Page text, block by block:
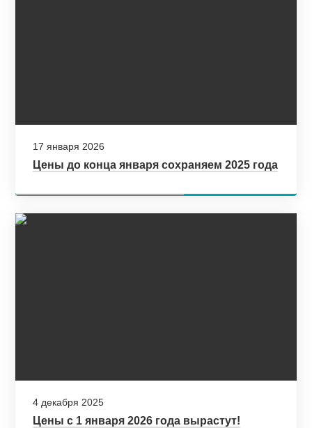
17 января 2026
Цены до конца января сохраняем 2025 года
4 декабря 2025
Цены с 1 января 2026 года вырастут!